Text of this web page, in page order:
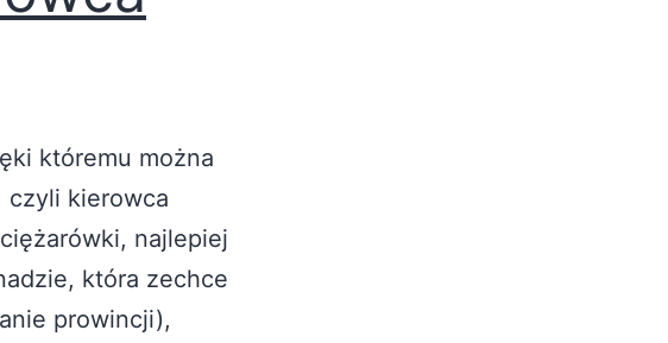
któremu można
czyli kierowca
najlepiej
która zechce
prowincji),